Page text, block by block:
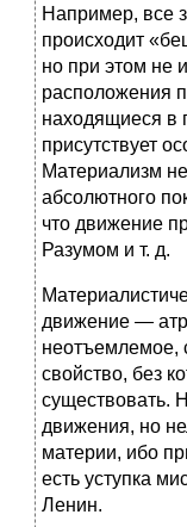
Например, все
происходит
но при этом не
расположения
находящиеся в
присутствует
Материализм
абсолютного
что движение
Разумом и т. д.
движение —
неотъемлемое,
свойство, без
существовать.
движения, но
материи, ибо
есть уступка
Ленин.